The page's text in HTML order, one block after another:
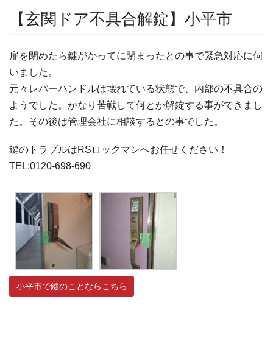
【玄関ドア不具合解錠】小平市
扉を閉めたら鍵がかってに閉まったとの事で緊急対応に伺
いました。
元々レバーハンドルは壊れている状態で、内部の不具合の
ようでした。かなり苦戦して何とか解錠する事ができまし
た。その後は管理会社に相談するとの事でした。
鍵のトラブルはRSロックマンへお任せください！
TEL:0120-698-690
小平市で鍵のことならこちら